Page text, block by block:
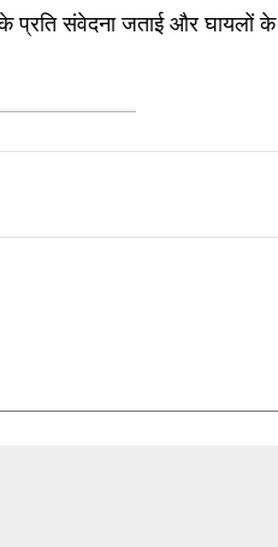
प्रति संवेदना जताई और घायलों